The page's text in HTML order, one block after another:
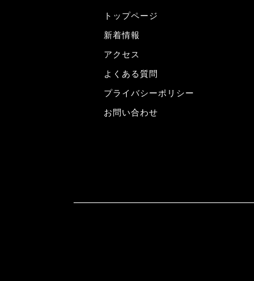
トップページ
新着情報
アクセス
よくある質問
プライバシーポリシー
お問い合わせ